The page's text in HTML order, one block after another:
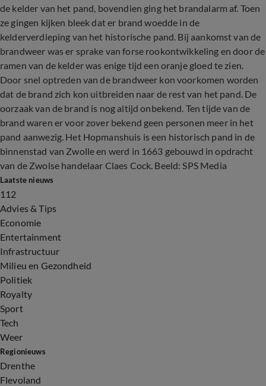
de kelder van het pand, bovendien ging het brandalarm af. Toen
ze gingen kijken bleek dat er brand woedde in de
kelderverdieping van het historische pand. Bij aankomst van de
brandweer was er sprake van forse rookontwikkeling en door de
ramen van de kelder was enige tijd een oranje gloed te zien.
Door snel optreden van de brandweer kon voorkomen worden
dat de brand zich kon uitbreiden naar de rest van het pand. De
oorzaak van de brand is nog altijd onbekend. Ten tijde van de
brand waren er voor zover bekend geen personen meer in het
pand aanwezig. Het Hopmanshuis is een historisch pand in de
binnenstad van Zwolle en werd in 1663 gebouwd in opdracht
van de Zwolse handelaar Claes Cock. Beeld: SPS Media
Laatste nieuws
112
Advies & Tips
Economie
Entertainment
Infrastructuur
Milieu en Gezondheid
Politiek
Royalty
Sport
Tech
Weer
Regionieuws
Drenthe
Flevoland